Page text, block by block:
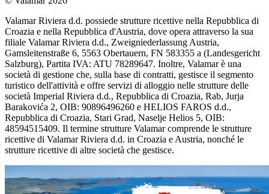
Valamar Riviera d.d. possiede strutture ricettive nella Repubblica di
Croazia e nella Repubblica d'Austria, dove opera attraverso la sua
filiale Valamar Riviera d.d., Zweigniederlassung Austria,
Gamsleitenstraße 6, 5563 Obertauern, FN 583355 a (Landesgericht
Salzburg), Partita IVA: ATU 78289647. Inoltre, Valamar è una
società di gestione che, sulla base di contratti, gestisce il segmento
turistico dell'attività e offre servizi di alloggio nelle strutture delle
società Imperial Riviera d.d., Repubblica di Croazia, Rab, Jurja
Barakovića 2, OIB: 90896496260 e HELIOS FAROS d.d.,
Repubblica di Croazia, Stari Grad, Naselje Helios 5, OIB:
48594515409. Il termine strutture Valamar comprende le strutture
ricettive di Valamar Riviera d.d. in Croazia e Austria, nonché le
strutture ricettive di altre società che gestisce.